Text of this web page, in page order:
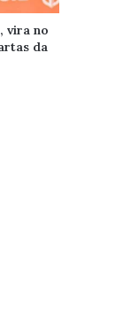
vira no
da